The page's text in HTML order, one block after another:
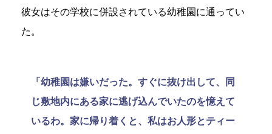
彼女はその学校に併設されている幼稚園に通ってい
た。
「幼稚園は嫌いだった。すぐに抜け出して、同
じ敷地内にある家に逃げ込んでいたのを憶えて
いるわ。家に帰り着くと、私はお人形とティー